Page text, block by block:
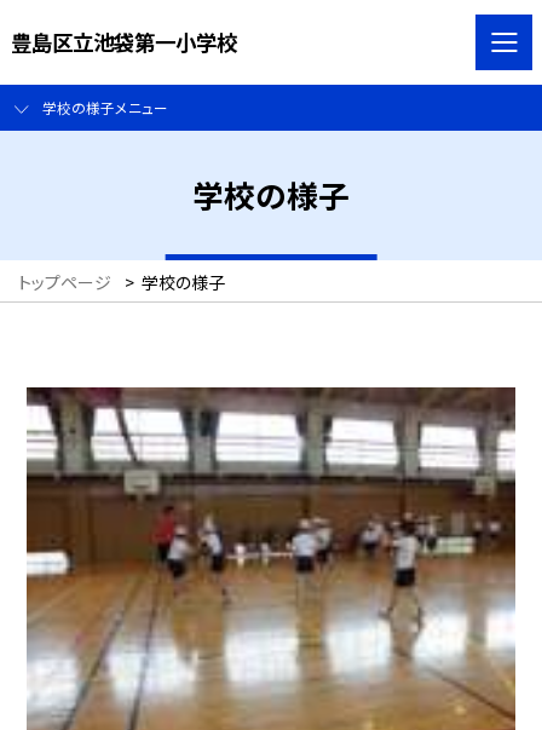
豊島区立池袋第一小学校
学校の様子メニュー
学校の様子
トップページ > 学校の様子